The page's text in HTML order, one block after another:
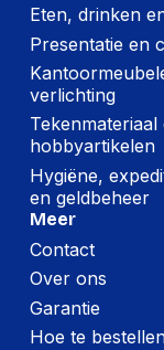
Eten, drinken
Presentatie en
verlichting
Tekenmateriaal
hobbyartikelen
Hygiëne,
en geldbeheer
Meer
Contact
Over ons
Garantie
Hoe te